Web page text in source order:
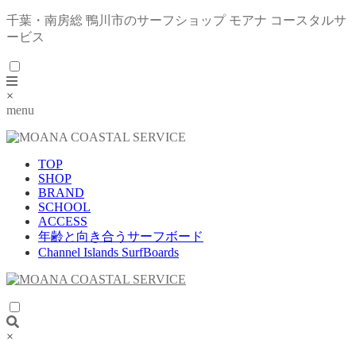
千葉・南房総 鴨川市のサーフショップ モアナ コースタルサ
ービス
×
menu
TOP
SHOP
BRAND
SCHOOL
ACCESS
年齢と向き合うサーフボード
Channel Islands SurfBoards
×